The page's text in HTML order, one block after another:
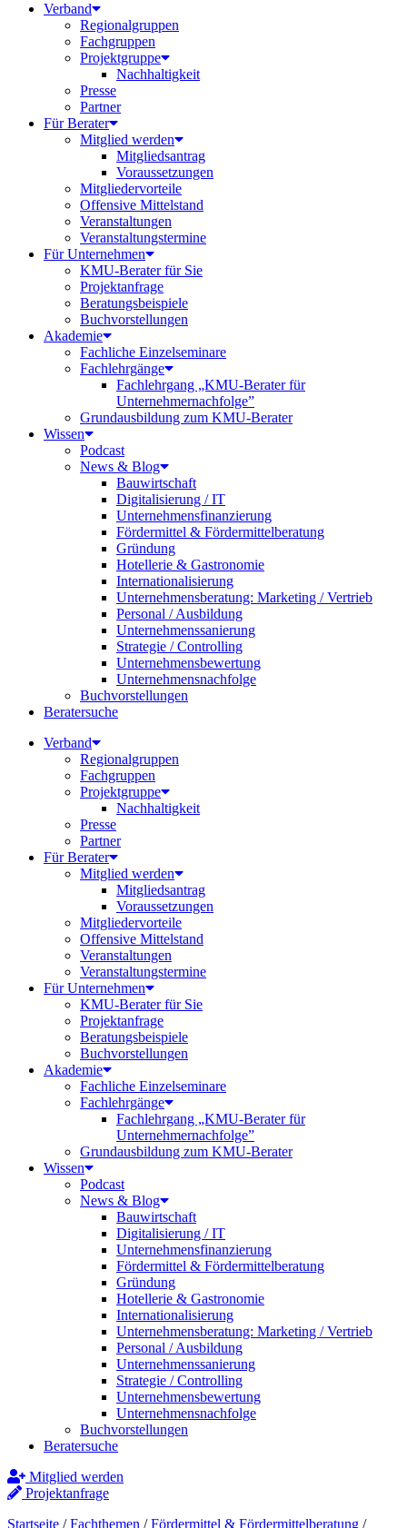
Verband
Regionalgruppen
Fachgruppen
Projektgruppe
Nachhaltigkeit
Presse
Partner
Für Berater
Mitglied werden
Mitgliedsantrag
Voraussetzungen
Mitgliedervorteile
Offensive Mittelstand
Veranstaltungen
Veranstaltungstermine
Für Unternehmen
KMU-Berater für Sie
Projektanfrage
Beratungsbeispiele
Buchvorstellungen
Akademie
Fachliche Einzelseminare
Fachlehrgänge
Fachlehrgang „KMU-Berater für
Unternehmernachfolge”
Grundausbildung zum KMU-Berater
Wissen
Podcast
News & Blog
Bauwirtschaft
Digitalisierung / IT
Unternehmensfinanzierung
Fördermittel & Fördermittelberatung
Gründung
Hotellerie & Gastronomie
Internationalisierung
Unternehmensberatung: Marketing / Vertrieb
Personal / Ausbildung
Unternehmenssanierung
Strategie / Controlling
Unternehmensbewertung
Unternehmensnachfolge
Buchvorstellungen
Beratersuche
Verband
Regionalgruppen
Fachgruppen
Projektgruppe
Nachhaltigkeit
Presse
Partner
Für Berater
Mitglied werden
Mitgliedsantrag
Voraussetzungen
Mitgliedervorteile
Offensive Mittelstand
Veranstaltungen
Veranstaltungstermine
Für Unternehmen
KMU-Berater für Sie
Projektanfrage
Beratungsbeispiele
Buchvorstellungen
Akademie
Fachliche Einzelseminare
Fachlehrgänge
Fachlehrgang „KMU-Berater für
Unternehmernachfolge”
Grundausbildung zum KMU-Berater
Wissen
Podcast
News & Blog
Bauwirtschaft
Digitalisierung / IT
Unternehmensfinanzierung
Fördermittel & Fördermittelberatung
Gründung
Hotellerie & Gastronomie
Internationalisierung
Unternehmensberatung: Marketing / Vertrieb
Personal / Ausbildung
Unternehmenssanierung
Strategie / Controlling
Unternehmensbewertung
Unternehmensnachfolge
Buchvorstellungen
Beratersuche
Mitglied werden
Projektanfrage
Startseite /Fachthemen /Fördermittel & Fördermittelberatung /